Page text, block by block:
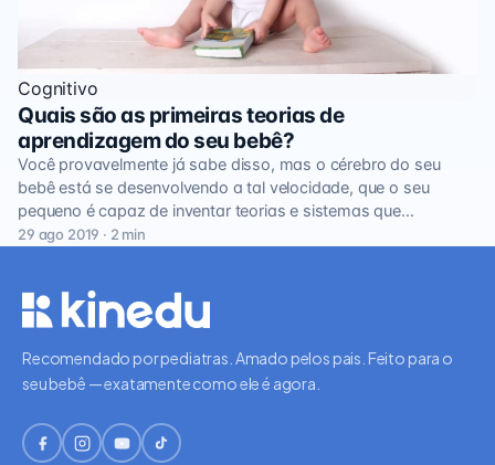
Cognitivo
Quais são as primeiras teorias de
aprendizagem do seu bebê?
Você provavelmente já sabe disso, mas o cérebro do seu
bebê está se desenvolvendo a tal velocidade, que o seu
pequeno é capaz de inventar teorias e sistemas que…
29 ago 2019 · 2 min
Recomendado por pediatras. Amado pelos pais. Feito para o
seu bebê — exatamente como ele é agora.